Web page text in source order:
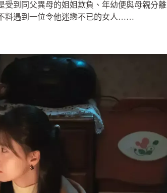
到同父異母的姐姐欺負、年幼便與母親分離
料遇到一位令他迷戀不已的女人……